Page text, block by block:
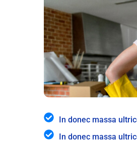
In donec massa
In donec massa